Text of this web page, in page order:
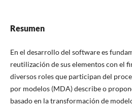
Resumen
En el desarrollo del software es
reutilización de sus elementos con el
diversos roles que participan del
por modelos (MDA) describe o
basado en la transformación de